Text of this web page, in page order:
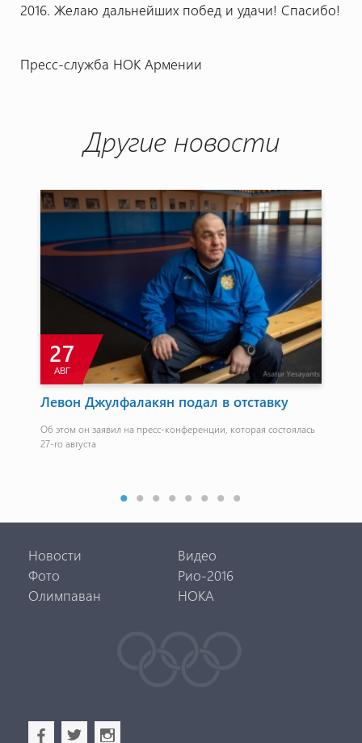
2016. Желаю дальнейших побед и удачи! Спасибо!
Пресс-служба НОК Армении
Другие новости
27
АВГ
Левон Джулфалакян подал в отставку
Об этом он заявил на пресс-конференции, которая состоялась
27-го августа
Новости
Видео
Фото
Рио-2016
Олимпаван
НОКА
b a x